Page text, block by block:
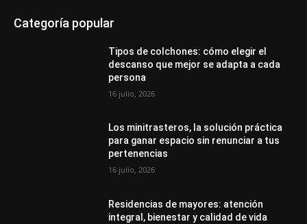
Categoría popular
Tipos de colchones: cómo elegir el
descanso que mejor se adapta a cada
persona
16 julio, 2026
Los minitrasteros, la solución práctica
para ganar espacio sin renunciar a tus
pertenencias
16 julio, 2026
Residencias de mayores: atención
integral, bienestar y calidad de vida